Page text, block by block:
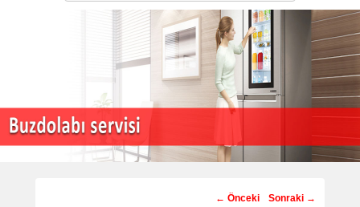
Post
← Önceki Sonraki →